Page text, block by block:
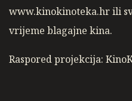
www.kinokinoteka.hr ili
vrijeme blagajne kina.
Raspored projekcija: